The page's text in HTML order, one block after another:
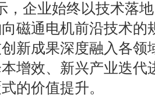
，企业始终以技术落
磁通电机前沿技术的
新成果深度融入各领
增效、新兴产业迭代
的价值提升。